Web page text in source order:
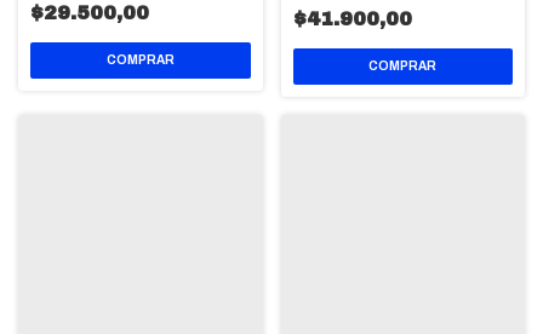
$29.500,00 $41.900,00